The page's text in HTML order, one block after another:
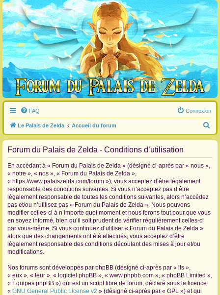
FAQ Connexion
Le Palais de Zelda Accueil du forum
e
Forum du Palais de Zelda - Conditions d’utilisation
En accédant à « Forum du Palais de Zelda » (désigné ci-après par « nous »,
« notre », « nos », « Forum du Palais de Zelda »,
« https://www.palaiszelda.com/forum »), vous acceptez d’être légalement
responsable des conditions suivantes. Si vous n’acceptez pas d’être
légalement responsable de toutes les conditions suivantes, alors n’accédez
pas et/ou n’utilisez pas « Forum du Palais de Zelda ». Nous pouvons
modifier celles-ci à n’importe quel moment et nous ferons tout pour que vous
en soyez informé, bien qu’il soit prudent de vérifier régulièrement celles-ci
par vous-même. Si vous continuez d’utiliser « Forum du Palais de Zelda »
alors que des changements ont été effectués, vous acceptez d’être
légalement responsable des conditions découlant des mises à jour et/ou
modifications.
Nos forums sont développés par phpBB (désigné ci-après par « ils »,
« eux », « leur », « logiciel phpBB », « www.phpbb.com », « phpBB Limited »,
« Équipes phpBB ») qui est un script libre de forum, déclaré sous la licence
« GNU General Public License v2 » (désigné ci-après par « GPL ») et qui